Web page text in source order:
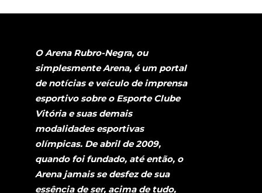
O Arena Rubro-Negra, ou
simplesmente Arena, é um portal
de notícias e veículo de imprensa
esportivo sobre o Esporte Clube
Vitória e suas demais
modalidades esportivas
olímpicas. De abril de 2009,
quando foi fundado, até então, o
Arena jamais se desfez de sua
essência de ser, acima de tudo,